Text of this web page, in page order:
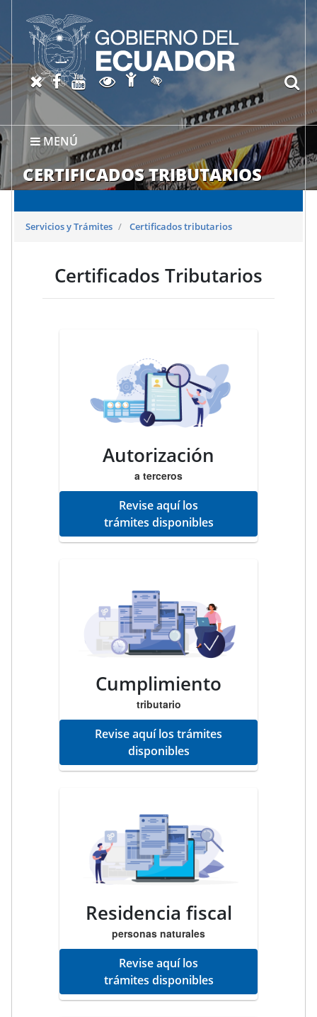
MENÚ
CERTIFICADOS TRIBUTARIOS
X oficial del SRI
Facebook oficial SRI
Canal del SRI en YouTube
Abrir página de
Abrir página de
Activar/quitar contraste
Servicios y Trámites Certificados tributarios
Certificados Tributarios
Autorización
a terceros
Revise aquí los
trámites disponibles
Cumplimiento
tributario
Revise aquí los trámites
disponibles
Residencia fiscal
personas naturales
Revise aquí los
trámites disponibles